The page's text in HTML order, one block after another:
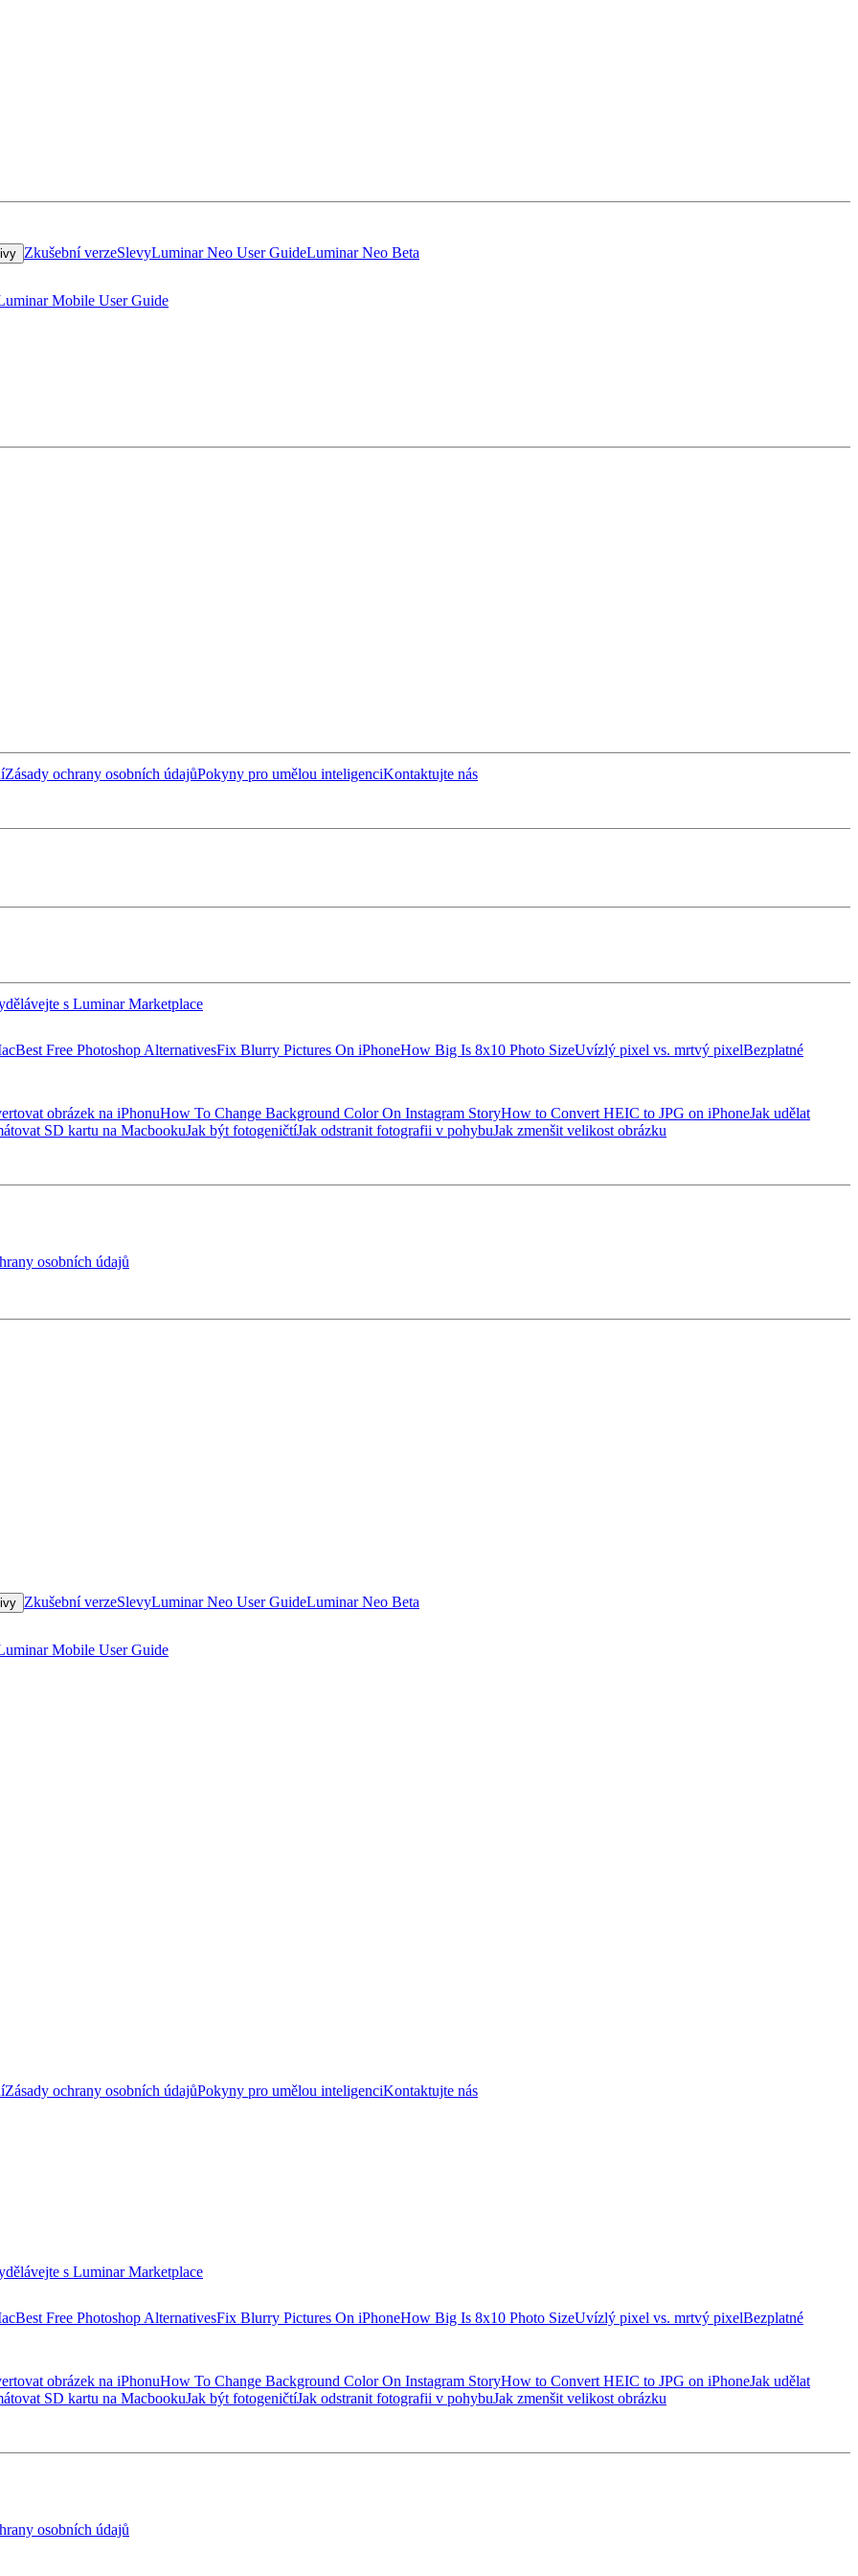
Zkušební verzeSlevyLuminar Neo User GuideLuminar Neo Beta
Mobile User Guide
Zásady ochrany osobních údajůPokyny pro umělou inteligenciKontaktujte nás
s Luminar Marketplace
Best Free Photoshop AlternativesFix Blurry Pictures On iPhoneHow Big Is 8x10 Photo SizeUvízlý pixel vs. mrtvý pixelBezplatné
obrázek na iPhonuHow To Change Background Color On Instagram StoryHow to Convert HEIC to JPG on iPhoneJak udělat
SD kartu na MacbookuJak být fotogeničtíJak odstranit fotografii v pohybuJak zmenšit velikost obrázku
osobních údajů
Zkušební verzeSlevyLuminar Neo User GuideLuminar Neo Beta
Mobile User Guide
Zásady ochrany osobních údajůPokyny pro umělou inteligenciKontaktujte nás
s Luminar Marketplace
Best Free Photoshop AlternativesFix Blurry Pictures On iPhoneHow Big Is 8x10 Photo SizeUvízlý pixel vs. mrtvý pixelBezplatné
obrázek na iPhonuHow To Change Background Color On Instagram StoryHow to Convert HEIC to JPG on iPhoneJak udělat
SD kartu na MacbookuJak být fotogeničtíJak odstranit fotografii v pohybuJak zmenšit velikost obrázku
osobních údajů